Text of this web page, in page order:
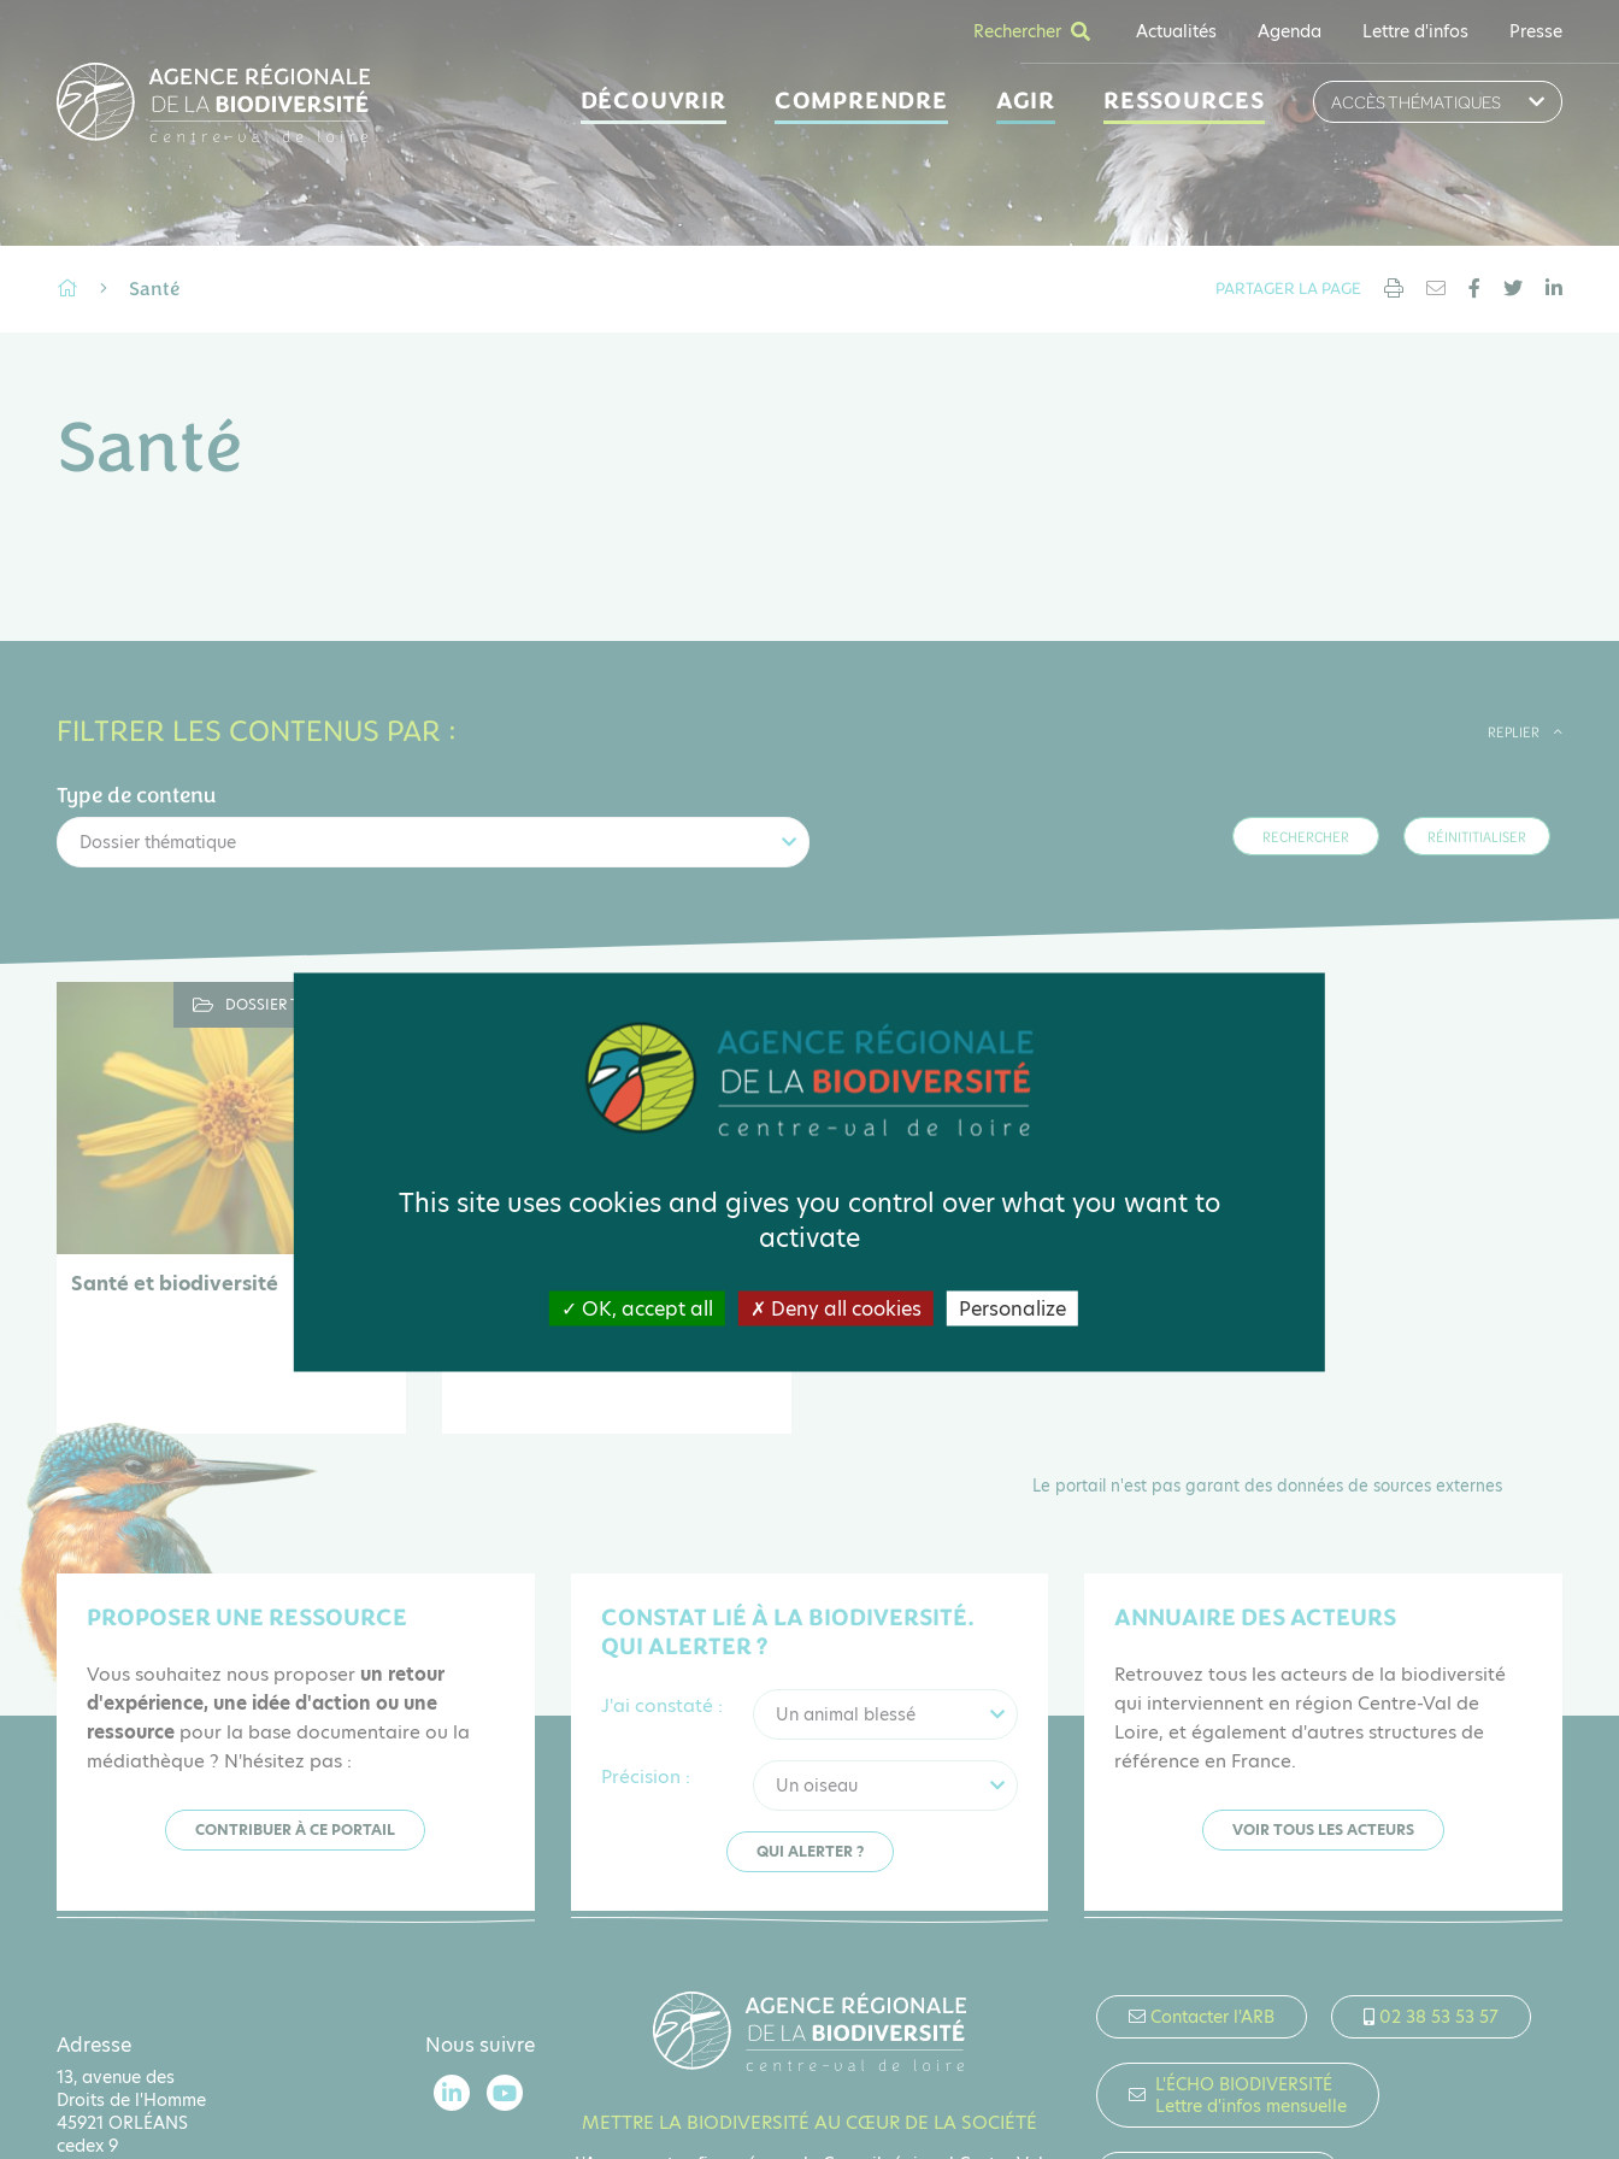
Rechercher Actualités Agenda Lettre d'infos Presse
DÉCOUVRIR COMPRENDRE AGIR RESSOURCES ACCÈS THÉMATIQUES
Santé PARTAGER LA PAGE
Santé
FILTRER LES CONTENUS PAR : REPLIER
Type de contenu
Dossier thématique
DOSSIER THÉMATIQUE
Santé et biodiversité Éclairage et biodiversité
Le portail n'est pas garant des données de sources externes
PROPOSER UNE RESSOURCE
Vous souhaitez nous proposer un retour
d'expérience, une idée d'action ou une
ressource pour la base documentaire ou la
médiathèque ? N'hésitez pas :
CONTRIBUER À CE PORTAIL
CONSTAT LIÉ À LA BIODIVERSITÉ.
QUI ALERTER ?
J'ai constaté : Un animal blessé
Précision : Un oiseau
QUI ALERTER ?
ANNUAIRE DES ACTEURS
Retrouvez tous les acteurs de la biodiversité
qui interviennent en région Centre-Val de
Loire, et également d'autres structures de
référence en France.
VOIR TOUS LES ACTEURS
Adresse
13, avenue des
Droits de l'Homme
45921 ORLÉANS
cedex 9
Nous suivre
METTRE LA BIODIVERSITÉ AU CŒUR DE LA SOCIÉTÉ
Contacter l'ARB 02 38 53 53 57
L'ÉCHO BIODIVERSITÉ
Lettre d'infos mensuelle
This site uses cookies and gives you control over what you want to
activate
OK, accept all Deny all cookies Personalize